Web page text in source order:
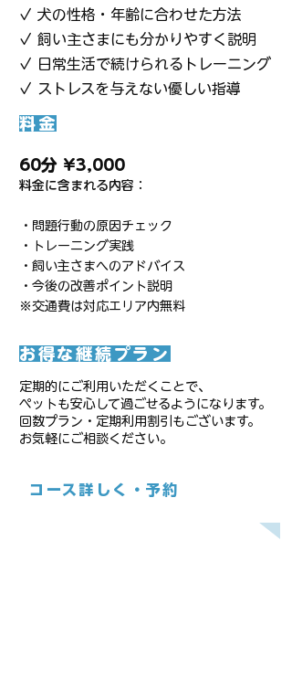
✓ 犬の性格・年齢に合わせた方法
✓ 飼い主さまにも分かりやすく説明
✓ 日常生活で続けられる トレーニング
✓ ストレスを与えない優しい指導
料金
60分 ¥3,000
料金に含まれる内容：
・問題行動の原因チェック
・トレーニング実践
・飼い主さまへのアドバイス
・今後の改善ポイント説明
※交通費は対応エリア内無料
お得な継続プラン
定期的にご利用いただくことで、
ペットも安心して過ごせるようになります。
回数プラン・定期利用割引もございます。
お気軽にご相談ください。
コース詳しく・予約